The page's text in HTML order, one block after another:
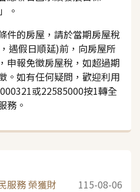
。
件的房屋，請於當期房屋稅
遇假日順延)前，向房屋所
申報免徵房屋稅，如超過期
。如有任何疑問，歡迎利用
或22585000按1轉全
務。
服務 榮獲財
115-08-06